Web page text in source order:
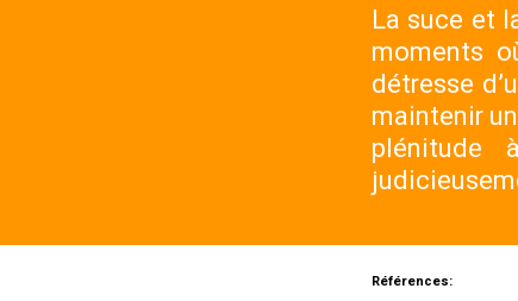
La suce et
moments
détresse
maintenir
Références: